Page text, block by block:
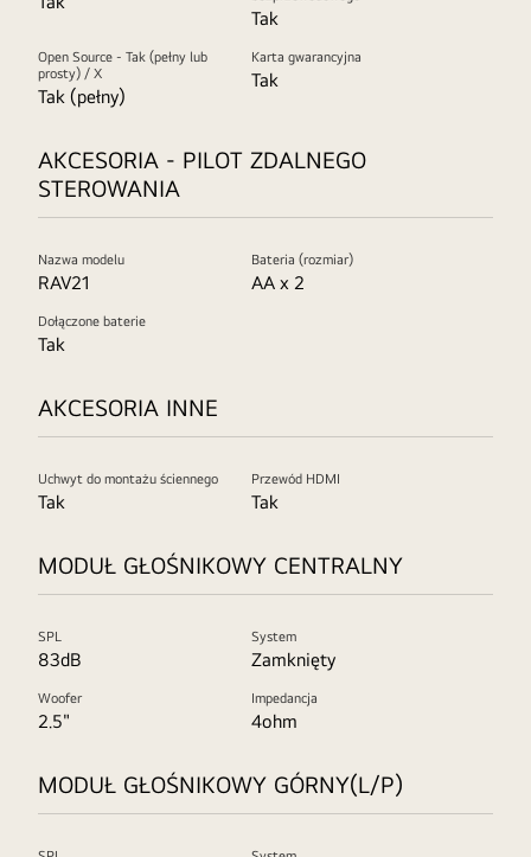
Tak
Open Source - Tak (pełny lub
prosty) / X
Tak (pełny)
Karta gwarancyjna
Tak
AKCESORIA - PILOT ZDALNEGO
STEROWANIA
Nazwa modelu
RAV21
Bateria (rozmiar)
AA x 2
Dołączone baterie
Tak
AKCESORIA INNE
Uchwyt do montażu ściennego
Tak
Przewód HDMI
Tak
MODUŁ GŁOŚNIKOWY CENTRALNY
SPL
83dB
System
Zamknięty
Woofer
2.5"
Impedancja
4ohm
MODUŁ GŁOŚNIKOWY GÓRNY(L/P)